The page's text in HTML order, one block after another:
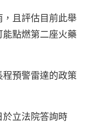
且評估目前此舉
點燃第二座火藥
預警雷達的政策
立法院答詢時